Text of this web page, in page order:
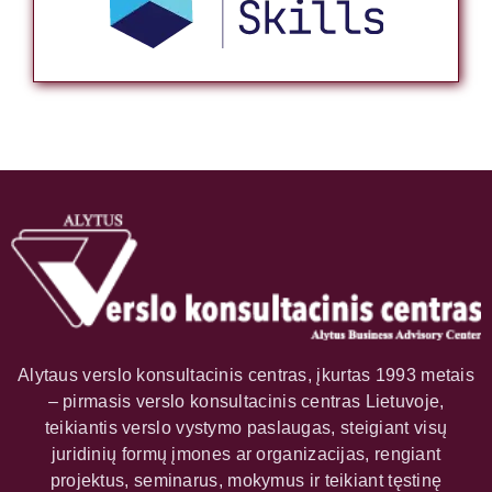
Alytaus verslo konsultacinis centras, įkurtas 1993 metais
– pirmasis verslo konsultacinis centras Lietuvoje,
teikiantis verslo vystymo paslaugas, steigiant visų
juridinių formų įmones ar organizacijas, rengiant
projektus, seminarus, mokymus ir teikiant tęstinę